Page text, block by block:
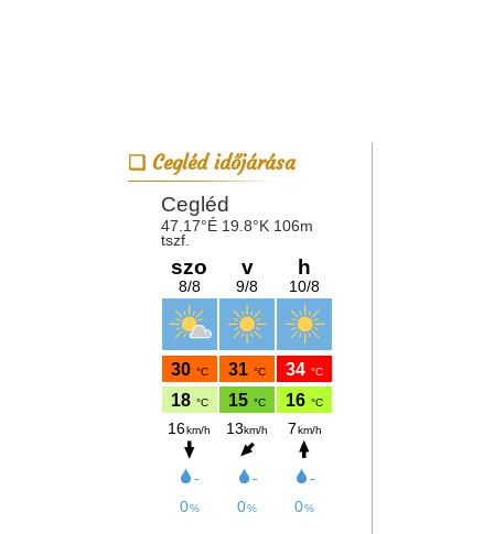
Cegléd időjárása